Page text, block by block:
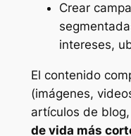
Crear
intereses,
El contenido
(imágenes,
artículos de
de vida más